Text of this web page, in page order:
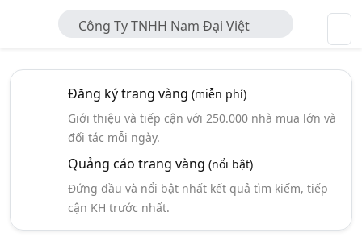
Công Ty TNHH Nam Đại Việt
Đăng ký trang vàng (miễn phí)
Giới thiệu và tiếp cận với 250.000 nhà mua lớn và
đối tác mỗi ngày.
Quảng cáo trang vàng (nổi bật)
Đứng đầu và nổi bật nhất kết quả tìm kiếm, tiếp
cận KH trước nhất.